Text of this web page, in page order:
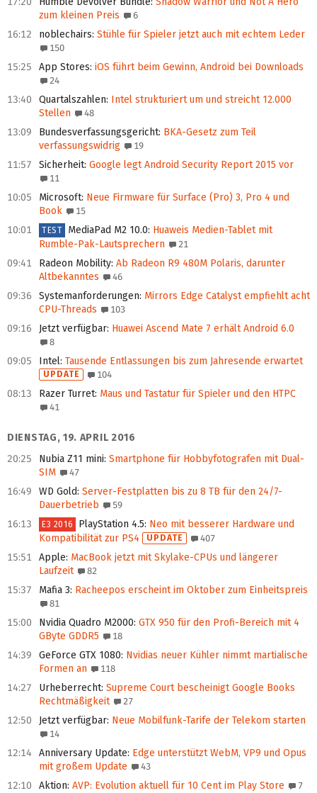
zum kleinen Preis
6
16:12 noblechairs: Stühle für Spieler jetzt auch mit echtem Leder
150
15:25 App Stores: iOS führt beim Gewinn, Android bei Downloads
24
13:40 Quartalszahlen: Intel strukturiert um und streicht 12.000
Stellen
48
13:09 Bundesverfassungsgericht: BKA-Gesetz zum Teil
verfassungswidrig
19
11:57 Sicherheit: Google legt Android Security Report 2015 vor
11
10:05 Microsoft: Neue Firmware für Surface (Pro) 3, Pro 4 und
Book
15
10:01 TEST MediaPad M2 10.0: Huaweis Medien-Tablet mit
Rumble-Pak-Lautsprechern
21
09:41 Radeon Mobility: Ab Radeon R9 480M Polaris, darunter
Altbekanntes
46
09:36 Systemanforderungen: Mirrors Edge Catalyst empfiehlt acht
CPU-Threads
103
09:16 Jetzt verfügbar: Huawei Ascend Mate 7 erhält Android 6.0
8
09:05 Intel: Tausende Entlassungen bis zum Jahresende erwartet
UPDATE 104
08:13 Razer Turret: Maus und Tastatur für Spieler und den HTPC
41
DIENSTAG, 19. APRIL 2016
20:25
Nubia Z11 mini: Smartphone für Hobbyfotografen mit Dual-
SIM
47
16:49 WD Gold: Server-Festplatten bis zu 8 TB für den 24/7-
Dauerbetrieb
59
16:13 E3 2016 PlayStation 4.5: Neo mit besserer Hardware und
Kompatibilität zur PS4
UPDATE 407
15:51 Apple: MacBook jetzt mit Skylake-CPUs und längerer
Laufzeit
82
15:37 Mafia 3: Racheepos erscheint im Oktober zum Einheitspreis
81
15:00 Nvidia Quadro M2000: GTX 950 für den Profi-Bereich mit 4
GByte GDDR5
18
14:39 GeForce GTX 1080: Nvidias neuer Kühler nimmt martialische
Formen an
118
14:27 Urheberrecht: Supreme Court bescheinigt Google Books
Rechtmäßigkeit
27
12:50 Jetzt verfügbar: Neue Mobilfunk-Tarife der Telekom starten
14
12:14 Anniversary Update: Edge unterstützt WebM, VP9 und Opus
mit großem Update
43
12:10 Aktion: AVP: Evolution aktuell für 10 Cent im Play Store 7